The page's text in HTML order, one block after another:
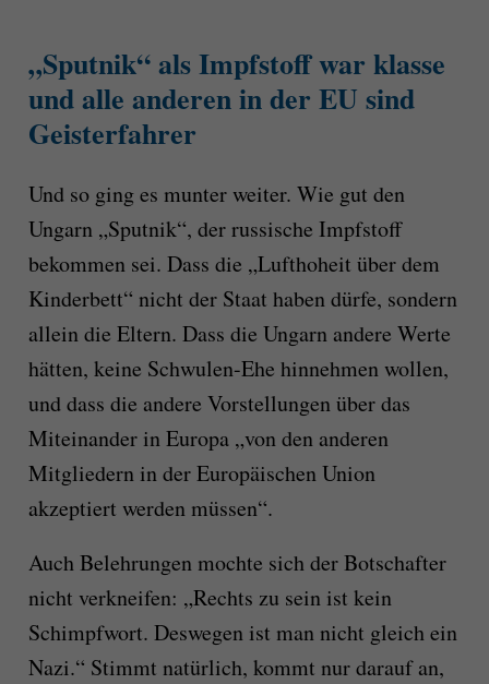
„Sputnik“ als Impfstoff war klasse
und alle anderen in der EU sind
Geisterfahrer
Und so ging es munter weiter. Wie gut den
Ungarn „Sputnik“, der russische Impfstoff
bekommen sei. Dass die „Lufthoheit über dem
Kinderbett“ nicht der Staat haben dürfe, sondern
allein die Eltern. Dass die Ungarn andere Werte
hätten, keine Schwulen-Ehe hinnehmen wollen,
und dass die andere Vorstellungen über das
Miteinander in Europa „von den anderen
Mitgliedern in der Europäischen Union
akzeptiert werden müssen“.
Auch Belehrungen mochte sich der Botschafter
nicht verkneifen: „Rechts zu sein ist kein
Schimpfwort. Deswegen ist man nicht gleich ein
Nazi.“ Stimmt natürlich, kommt nur darauf an,